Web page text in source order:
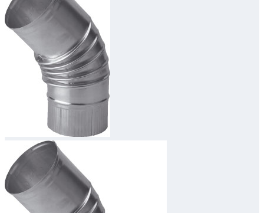
Taal
Assortiment
Oplossingen
Downloads
Academy
Over ons
Contact